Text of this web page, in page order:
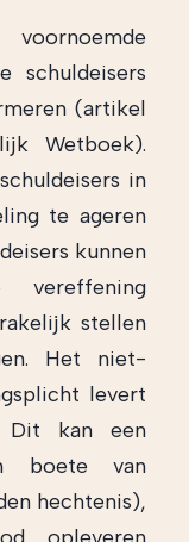
schuldeisers
(artikel
Wetboek).
in
te ageren
kunnen
stellen
Het niet-
levert
Dit kan een
boete van
hechtenis),